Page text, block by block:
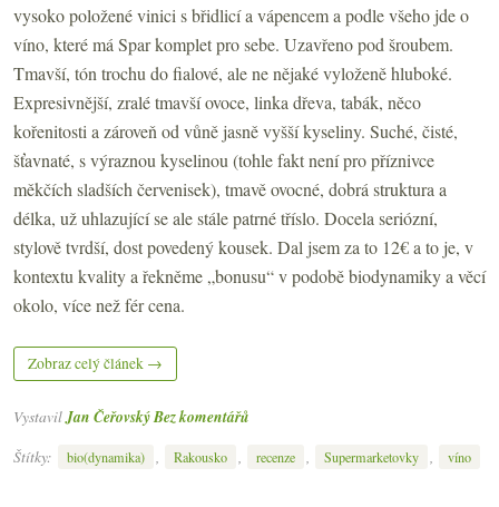
vysoko položené vinici s břidlicí a vápencem a podle všeho jde o
víno, které má Spar komplet pro sebe. Uzavřeno pod šroubem.
Tmavší, tón trochu do fialové, ale ne nějaké vyloženě hluboké.
Expresivnější, zralé tmavší ovoce, linka dřeva, tabák, něco
kořenitosti a zároveň od vůně jasně vyšší kyseliny. Suché, čisté,
šťavnaté, s výraznou kyselinou (tohle fakt není pro příznivce
měkčích sladších červenisek), tmavě ovocné, dobrá struktura a
délka, už uhlazující se ale stále patrné tříslo. Docela seriózní,
stylově tvrdší, dost povedený kousek. Dal jsem za to 12€ a to je, v
kontextu kvality a řekněme „bonusu“ v podobě biodynamiky a věcí
okolo, více než fér cena.
Zobraz celý článek →
Vystavil Jan ČeřovskýBez komentářů
Štítky:
bio(dynamika) , Rakousko , recenze , Supermarketovky , víno